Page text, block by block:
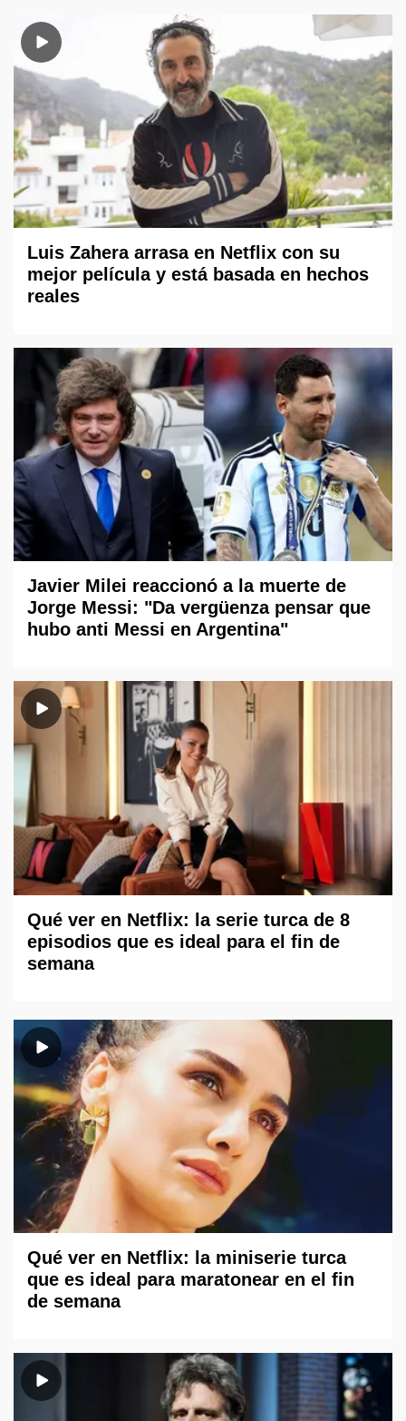
Luis Zahera arrasa en Netflix con su
mejor película y está basada en hechos
reales
Javier Milei reaccionó a la muerte de
Jorge Messi: "Da vergüenza pensar que
hubo anti Messi en Argentina"
Qué ver en Netflix: la serie turca de 8
episodios que es ideal para el fin de
semana
Qué ver en Netflix: la miniserie turca
que es ideal para maratonear en el fin
de semana